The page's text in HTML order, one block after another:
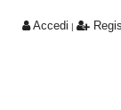
Accedi |